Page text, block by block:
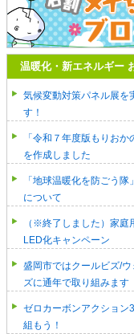
温暖化・新エネルギー
気候変動対策パネル展を
す！
「令和７年度版もりおか
を作成しました
「地球温暖化を防ごう隊
について
（※終了しました）家庭
LED化キャンペーン
盛岡市ではクールビズ/ウ
ズに通年で取り組みます
ゼロカーボンアクション
組もう！